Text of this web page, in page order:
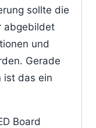
sollte die
abgebildet
und
Gerade
ist das ein
Board